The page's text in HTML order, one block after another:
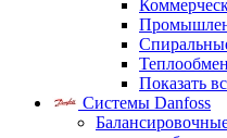
Показать
Системы Danfoss